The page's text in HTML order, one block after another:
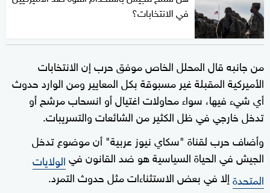
في الانتخابات؟
من جانبه قال المحلل الخاص موفق حرب إن الانتخابات
الأميركية المقبلة غير مسبوقة بكل المعايير ومن الوارد حدوث
أي شيء فيها، سواء محاولات اغتيال أو انسحاب مرشح أو
تدخل خارجي في ظل الكثير من الشائعات والتسريبات.
وأضاف حرب لقناة "سكاي نيوز عربية" أن موضوع تدخل
الجيش في الحياة السياسية هو ضد القانون فيالولايات
المتحدةإلا في بعض الاستثناءات مثل حدوث التمرد.